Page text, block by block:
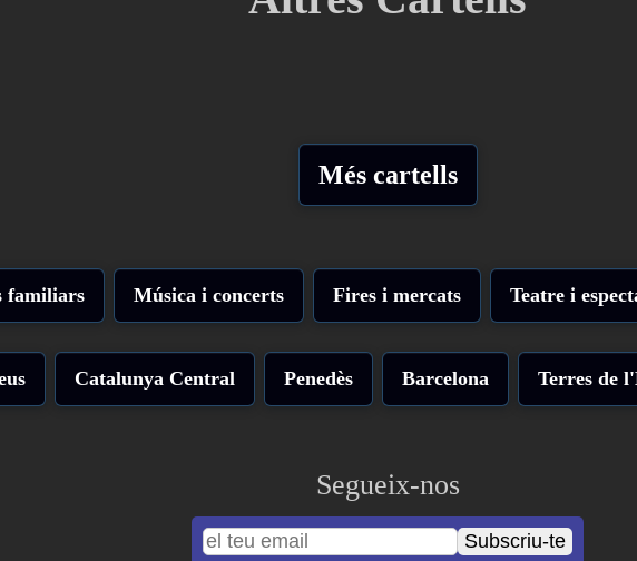
Més cartells
familiars Música i concerts Fires i mercats Teatre i
Catalunya Central Penedès Barcelona Terres de
Segueix-nos
Subscriu-te